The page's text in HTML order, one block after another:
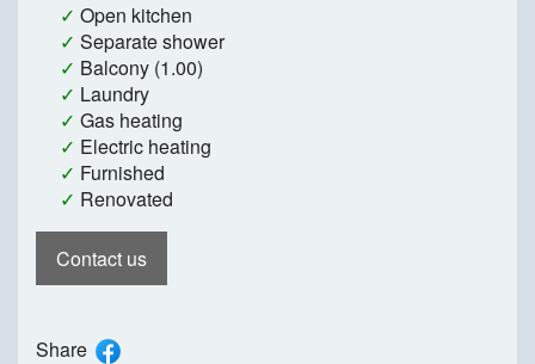
✓ Open kitchen
✓ Separate shower
✓ Balcony (1.00)
✓ Laundry
✓ Gas heating
✓ Electric heating
✓ Furnished
✓ Renovated
Contact us
Share